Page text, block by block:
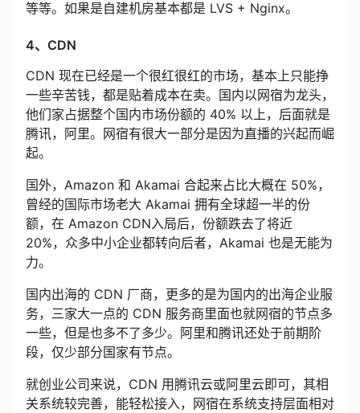
等等。如果是自建机房基本都是 LVS + Nginx。
4、CDN
CDN 现在已经是一个很红很红的市场，基本上只能挣
一些辛苦钱，都是贴着成本在卖。国内以网宿为龙头，
他们家占据整个国内市场份额的 40% 以上，后面就是
腾讯，阿里。网宿有很大一部分是因为直播的兴起而崛
起。
国外，Amazon 和 Akamai 合起来占比大概在 50%，
曾经的国际市场老大 Akamai 拥有全球超一半的份
额，在 Amazon CDN入局后，份额跌去了将近
20%，众多中小企业都转向后者，Akamai 也是无能为
力。
国内出海的 CDN 厂商，更多的是为国内的出海企业服
务，三家大一点的 CDN 服务商里面也就网宿的节点多
一些，但是也多不了多少。阿里和腾讯还处于前期阶
段，仅少部分国家有节点。
就创业公司来说，CDN 用腾讯云或阿里云即可，其相
关系统较完善，能轻松接入，网宿在系统支持层面相对